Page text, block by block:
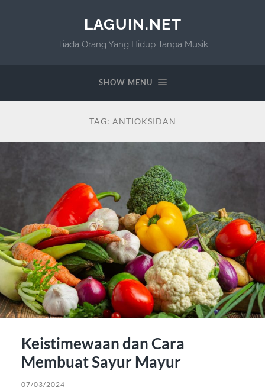
LAGUIN.NET
Tiada Orang Yang Hidup Tanpa Musik
SHOW MENU
TAG: ANTIOKSIDAN
Keistimewaan dan Cara
Membuat Sayur Mayur
07/03/2024